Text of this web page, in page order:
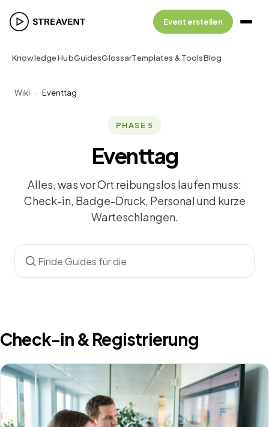
Event erstellen
Knowledge HubGuidesGlossarTemplates & ToolsBlog
Wiki › Eventtag
PHASE 5
Eventtag
Alles, was vor Ort reibungslos laufen muss:
Check-in, Badge-Druck, Personal und kurze
Warteschlangen.
Check-in & Registrierung